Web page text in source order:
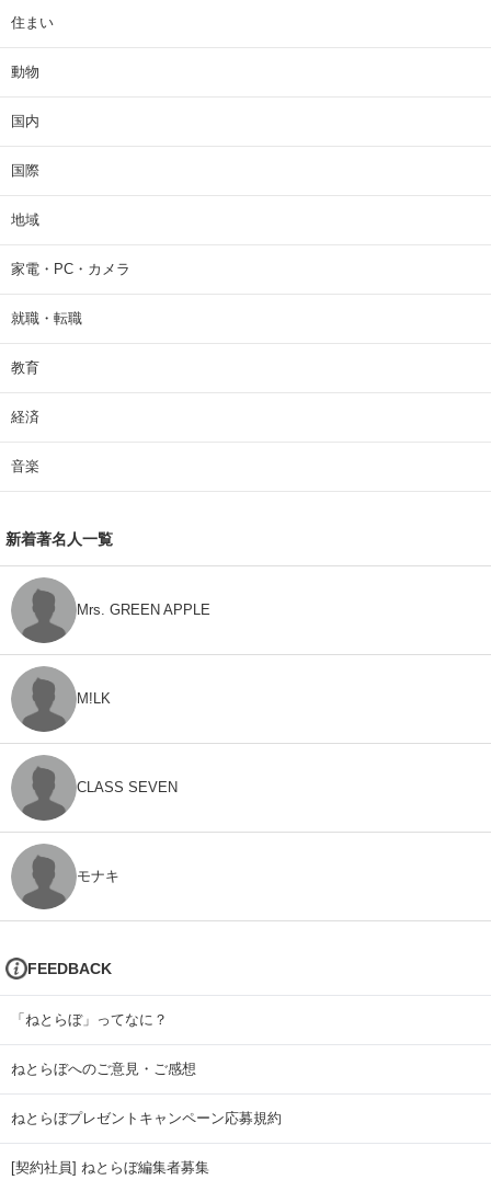
住まい
動物
国内
国際
地域
家電・PC・カメラ
就職・転職
教育
経済
音楽
新着著名人一覧
Mrs. GREEN APPLE
M!LK
CLASS SEVEN
モナキ
FEEDBACK
「ねとらぼ」ってなに？
ねとらぼへのご意見・ご感想
ねとらぼプレゼントキャンペーン応募規約
[契約社員] ねとらぼ編集者募集